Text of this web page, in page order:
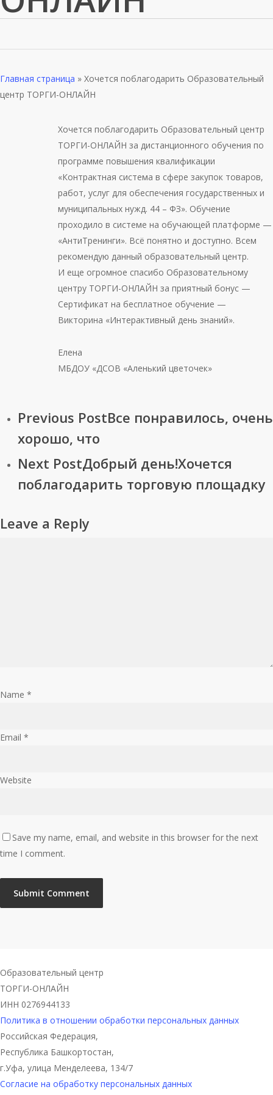
Главная страница » Хочется поблагодарить Образовательный
центр ТОРГИ-ОНЛАЙН
Хочется поблагодарить Образовательный центр
ТОРГИ-ОНЛАЙН за дистанционного обучения по
программе повышения квалификации
«Контрактная система в сфере закупок товаров,
работ, услуг для обеспечения государственных и
муниципальных нужд. 44 – ФЗ». Обучение
проходило в системе на обучающей платформе —
«АнтиТренинги». Всё понятно и доступно. Всем
рекомендую данный образовательный центр.
И еще огромное спасибо Образовательному
центру ТОРГИ-ОНЛАЙН за приятный бонус —
Сертификат на бесплатное обучение —
Викторина «Интерактивный день знаний».
Елена
МБДОУ «ДСОВ «Аленький цветочек»
Previous PostВсе понравилось, очень
хорошо, что
Next PostДобрый день!Хочется
поблагодарить торговую площадку
Leave a Reply
Name *
Email *
Website
Save my name, email, and website in this browser for the next
time I comment.
Образовательный центр
ТОРГИ-ОНЛАЙН
ИНН 0276944133
Политика в отношении обработки персональных данных
Российская Федерация,
Республика Башкортостан,
г.Уфа, улица Менделеева, 134/7
Согласие на обработку персональных данных